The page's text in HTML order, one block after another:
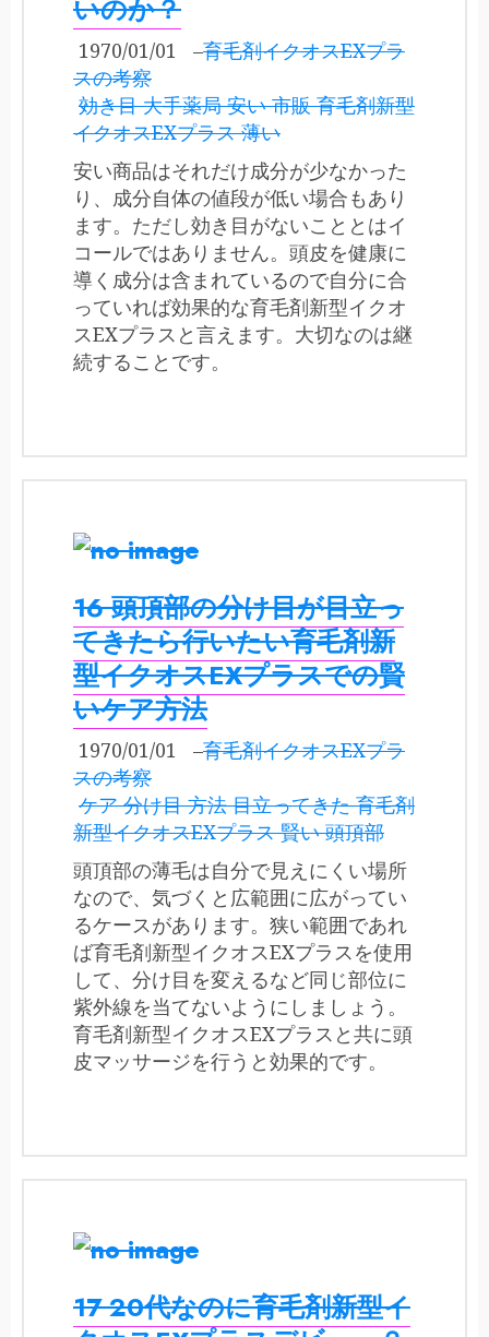
いのか？
1970/01/01 –育毛剤イクオスEXプラ
スの考察
効き目 大手薬局 安い 市販 育毛剤新型
イクオスEXプラス 薄い
安い商品はそれだけ成分が少なかった
り、成分自体の値段が低い場合もあり
ます。ただし効き目がないこととはイ
コールではありません。頭皮を健康に
導く成分は含まれているので自分に合
っていれば効果的な育毛剤新型イクオ
スEXプラスと言えます。大切なのは継
続することです。
16 頭頂部の分け目が目立っ
てきたら行いたい育毛剤新
型イクオスEXプラスでの賢
いケア方法
1970/01/01 –育毛剤イクオスEXプラ
スの考察
ケア 分け目 方法 目立ってきた 育毛剤
新型イクオスEXプラス 賢い 頭頂部
頭頂部の薄毛は自分で見えにくい場所
なので、気づくと広範囲に広がってい
るケースがあります。狭い範囲であれ
ば育毛剤新型イクオスEXプラスを使用
して、分け目を変えるなど同じ部位に
紫外線を当てないようにしましょう。
育毛剤新型イクオスEXプラスと共に頭
皮マッサージを行うと効果的です。
17 20代なのに育毛剤新型イ